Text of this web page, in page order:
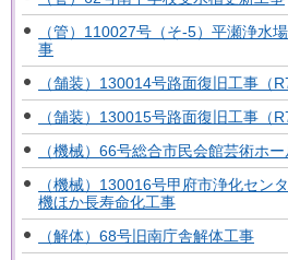
（管）110027号（そ-5）平瀬浄水
事
（舗装）130014号路面復旧工事（
（舗装）130015号路面復旧工事（
（機械）66号総合市民会館芸術ホ
（機械）130016号甲府市浄化セン
機ほか長寿命化工事
（解体）68号旧南庁舎解体工事